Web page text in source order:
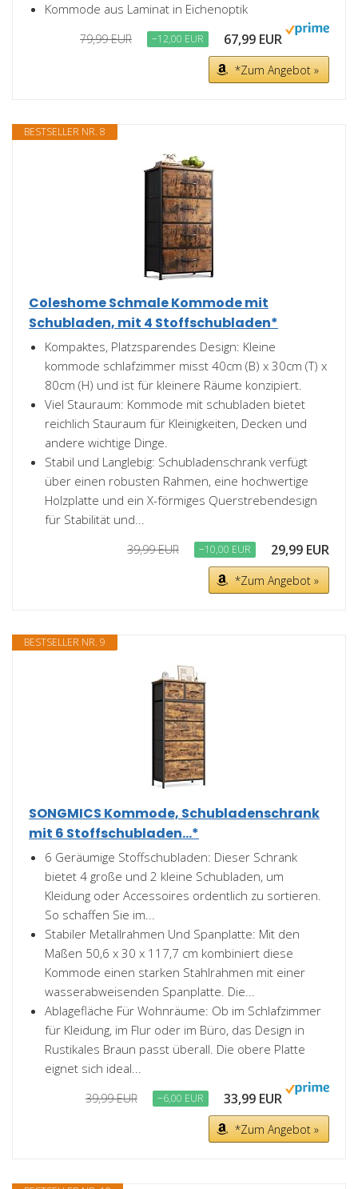
Kommode aus Laminat in Eichenoptik
79,99 EUR −12,00 EUR 67,99 EUR
*Zum Angebot »
BESTSELLER NR. 8
Coleshome Schmale Kommode mit
Schubladen, mit 4 Stoffschubladen*
Kompaktes, Platzsparendes Design: Kleine
kommode schlafzimmer misst 40cm (B) x 30cm (T) x
80cm (H) und ist für kleinere Räume konzipiert.
Viel Stauraum: Kommode mit schubladen bietet
reichlich Stauraum für Kleinigkeiten, Decken und
andere wichtige Dinge.
Stabil und Langlebig: Schubladenschrank verfügt
über einen robusten Rahmen, eine hochwertige
Holzplatte und ein X-förmiges Querstrebendesign
für Stabilität und...
39,99 EUR −10,00 EUR 29,99 EUR
*Zum Angebot »
BESTSELLER NR. 9
SONGMICS Kommode, Schubladenschrank
mit 6 Stoffschubladen...*
6 Geräumige Stoffschubladen: Dieser Schrank
bietet 4 große und 2 kleine Schubladen, um
Kleidung oder Accessoires ordentlich zu sortieren.
So schaffen Sie im...
Stabiler Metallrahmen Und Spanplatte: Mit den
Maßen 50,6 x 30 x 117,7 cm kombiniert diese
Kommode einen starken Stahlrahmen mit einer
wasserabweisenden Spanplatte. Die...
Ablagefläche Für Wohnräume: Ob im Schlafzimmer
für Kleidung, im Flur oder im Büro, das Design in
Rustikales Braun passt überall. Die obere Platte
eignet sich ideal...
39,99 EUR −6,00 EUR 33,99 EUR
*Zum Angebot »